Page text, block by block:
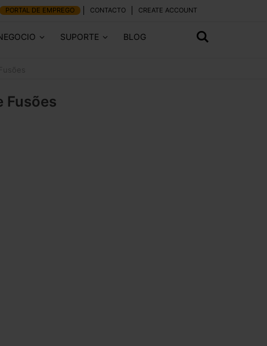
PORTAL DE EMPREGO CONTACTO CREATE ACCOUNT
SUPORTE BLOG
Fusões